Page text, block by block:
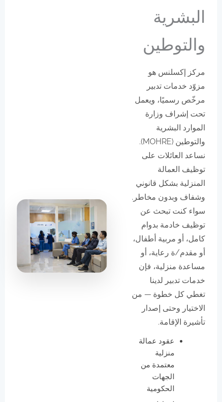
البشرية
والتوطين
مركز إكسلنس هو
مزوّد خدمات تدبير
مرخّص رسميًا، ويعمل
تحت إشراف وزارة
الموارد البشرية
والتوطين (MOHRE).
نساعد العائلات على
توظيف العمالة
المنزلية بشكل قانوني
وشفاف وبدون مخاطر.
سواء كنت تبحث عن
توظيف خادمة بدوام
كامل، أو مربية أطفال،
أو مقدم/ة رعاية، أو
مساعدة منزلية، فإن
خدمات تدبير لدينا
تغطي كل خطوة — من
الاختيار وحتى إصدار
تأشيرة الإقامة.
عقود عمالة
منزلية
معتمدة من
الجهات
الحكومية